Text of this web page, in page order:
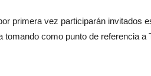
primera vez participarán invitados
tomando como punto de referencia